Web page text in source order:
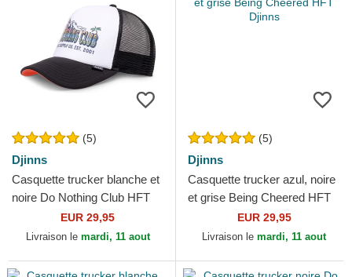
(5)
Djinns
Casquette trucker blanche et
noire Do Nothing Club HFT
DNC SunDown Djinns
EUR 29,95
Livraison le mardi, 11 aout
(5)
Djinns
Casquette trucker azul, noire
et grise Being Cheered HFT
EUR 29,95
Livraison le mardi, 11 aout